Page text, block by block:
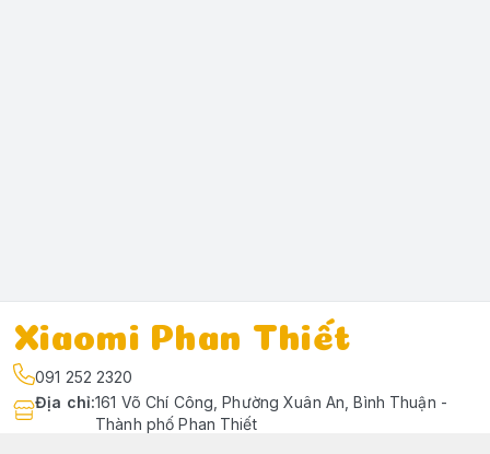
Xiaomi Phan Thiết
091 252 2320
Địa chỉ:161 Võ Chí Công, Phường Xuân An, Bình Thuận -
Thành phố Phan Thiết